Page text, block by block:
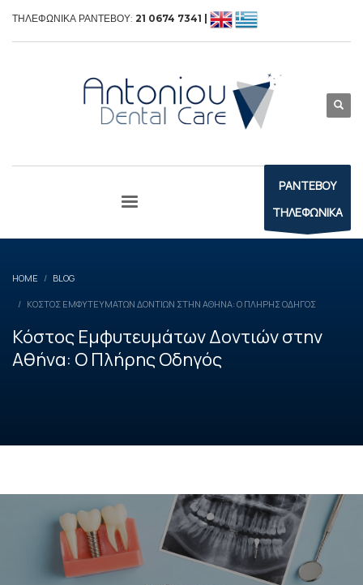
ΤΗΛΕΦΩΝΙΚΑ ΡΑΝΤΕΒΟΥ: 21 0674 7341 |
ΡΑΝΤΕΒΟΥ
ΤΗΛΕΦΩΝΙΚΑ
HOME BLOG
ΚΌΣΤΟΣ ΕΜΦΥΤΕΥΜΆΤΩΝ ΔΟΝΤΙΏΝ ΣΤΗΝ ΑΘΉΝΑ: Ο ΠΛΉΡΗΣ ΟΔΗΓΌΣ
Κόστος Εμφυτευμάτων Δοντιών στην
Αθήνα: Ο Πλήρης Οδηγός